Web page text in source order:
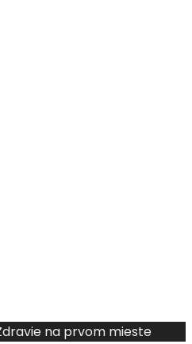
na prvom mieste